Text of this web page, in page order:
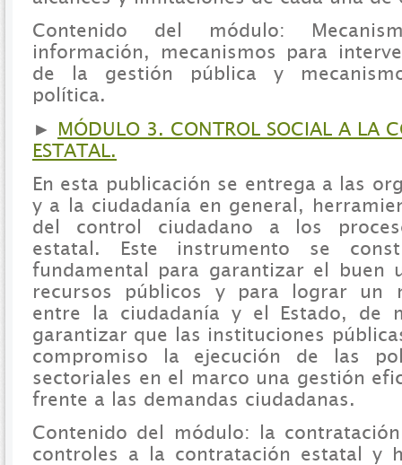
Contenido del módulo:
información, mecanismos para
de la gestión pública y
política.
► MÓDULO 3. CONTROL SOCIAL A LA
ESTATAL.
En esta publicación se entrega a las
y a la ciudadanía en general,
del control ciudadano a los
estatal. Este instrumento se
fundamental para garantizar el buen
recursos públicos y para lograr un
entre la ciudadanía y el Estado, de
garantizar que las instituciones
compromiso la ejecución de las
sectoriales en el marco una gestión
frente a las demandas ciudadanas.
Contenido del módulo: la
controles a la contratación estatal y